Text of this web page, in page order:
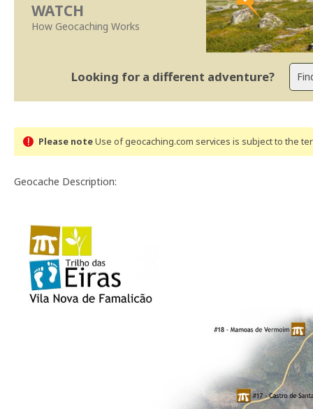
WATCH
How Geocaching Works
Looking for a different adventure?
Please noteUse of geocaching.com services is subject to the
Geocache Description: